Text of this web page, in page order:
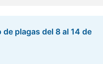
plagas del 8 al 14 de